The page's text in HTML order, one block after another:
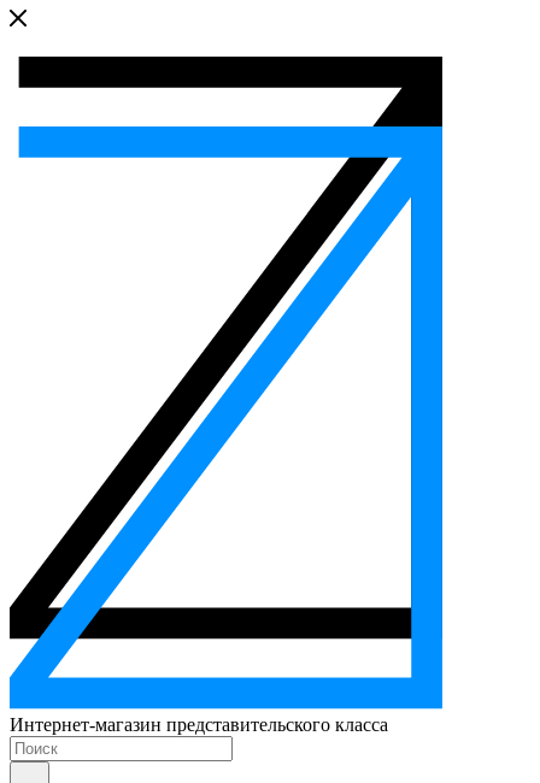
Интернет-магазин представительского класса